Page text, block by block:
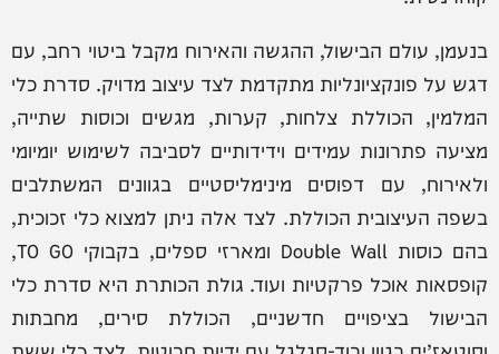
בנעמן, עולם הבישול, ההגשה והאירוח מקבל ביטוי רחב, עם
דגש על פונקציונליות מתקדמת לצד עיצוב מדויק. סדרת כלי
המלמין, הכוללת צלחות, קערות, מגשים וכוסות שתייה,
מציעה פתרונות עמידים וידידותיים לסביבה לשימוש יומיומי
ולאירוח, עם דפוסים מינימליסטיים בגוונים המשתלבים
בשפה העיצובית הכוללת. לצד אלה ניתן למצוא כלי זכוכית,
בהם כוסות Double Wall ומארזי ספלים, בקבוקי TO GO,
קופסאות אוכל פרקטיות ועוד. גולת הכותרת היא סדרת כלי
הבישול בציפויים חדשניים, הכוללת סירים, מחבתות